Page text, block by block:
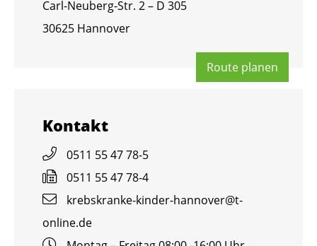
Carl-Neu­berg-Str. 2 – D 305
30625 Han­no­ver
Route pla­nen
Kon­takt
0511 55 47 78-5
0511 55 47 78-4
krebs­kran­ke-kin­der-han­no­ver@​t-​
online.​de